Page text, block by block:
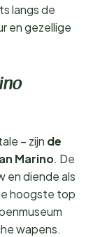
langs de
en gezellige
– zijn de
Marino. De
en diende als
hoogste top
wapens.